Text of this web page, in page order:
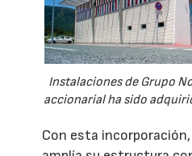
Instalaciones de Grupo
accionarial ha sido
Con esta